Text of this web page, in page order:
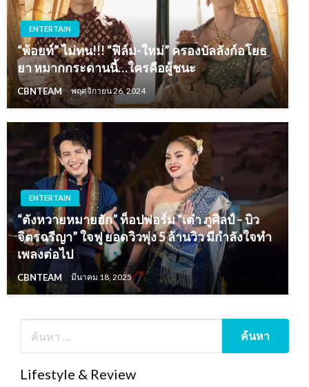
ENTERTAIN
“พ้อยท์” ไม่ทน!!! “ฟิล์ม-ใหม่” ครองบัลลังก์อโยธ
ยา หมากกระดานนี้…ใครคือผู้ชนะ
CBNTEAM พฤศจิกายน 26, 2024
ENTERTAIN
“ตังหวายหมายฮัก” ท็อปฟอร์ม “เต๋า ภูศิลป์ – บิว
จิตรฉรีญา” ใจฟู ยอดวิวพุ่ง 5 ล้านวิว มีกำลังใจทำ
เพลงต่อไป
CBNTEAM มีนาคม 18, 2025
Lifestyle & Review